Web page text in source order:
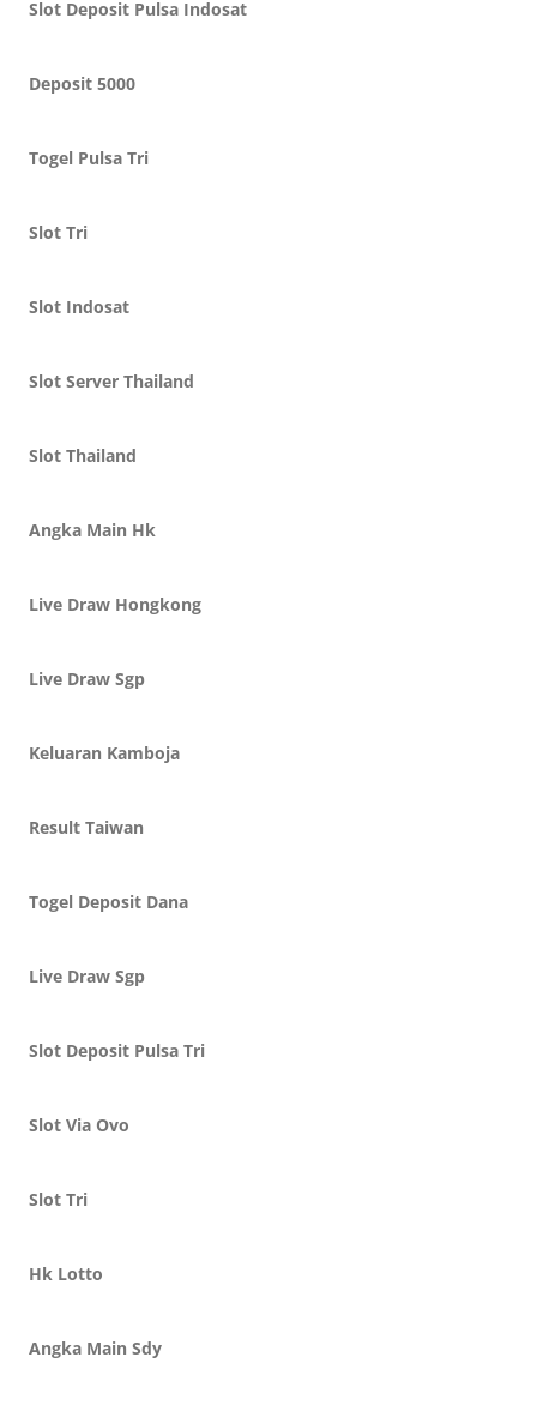
Slot Deposit Pulsa Indosat
Deposit 5000
Togel Pulsa Tri
Slot Tri
Slot Indosat
Slot Server Thailand
Slot Thailand
Angka Main Hk
Live Draw Hongkong
Live Draw Sgp
Keluaran Kamboja
Result Taiwan
Togel Deposit Dana
Live Draw Sgp
Slot Deposit Pulsa Tri
Slot Via Ovo
Slot Tri
Hk Lotto
Angka Main Sdy